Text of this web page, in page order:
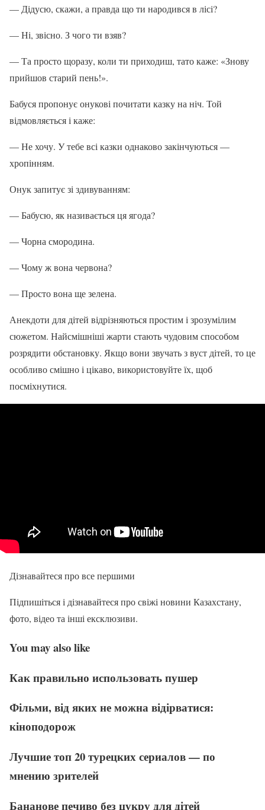
— Дідусю, скажи, а правда що ти народився в лісі?
— Ні, звісно. З чого ти взяв?
— Та просто щоразу, коли ти приходиш, тато каже: «Знову
прийшов старий пень!».
Бабуся пропонує онукові почитати казку на ніч. Той
відмовляється і каже:
— Не хочу. У тебе всі казки однаково закінчуються —
хропінням.
Онук запитує зі здивуванням:
— Бабусю, як називається ця ягода?
— Чорна смородина.
— Чому ж вона червона?
— Просто вона ще зелена.
Анекдоти для дітей відрізняються простим і зрозумілим
сюжетом. Найсмішніші жарти стають чудовим способом
розрядити обстановку. Якщо вони звучать з вуст дітей, то це
особливо смішно і цікаво, використовуйте їх, щоб
посміхнутися.
Дізнавайтеся про все першими
Підпишіться і дізнавайтеся про свіжі новини Казахстану,
фото, відео та інші ексклюзиви.
You may also like
Как правильно использовать пушер
Фільми, від яких не можна відірватися:
кіноподорож
Лучшие топ 20 турецких сериалов — по
мнению зрителей
Бананове печиво без цукру для дітей